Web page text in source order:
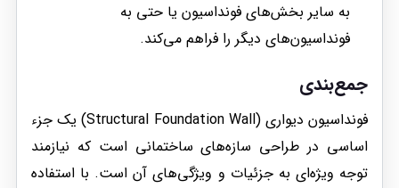
به سایر بخش‌های فونداسیون یا حتی به
فونداسیون‌های دیگر را فراهم می‌کند.
جمع‌بندی
فونداسیون دیواری (Structural Foundation Wall) یک جزء
اساسی در طراحی سازه‌های ساختمانی است که نیازمند
توجه ویژه‌ای به جزئیات و ویژگی‌های آن است. با استفاده